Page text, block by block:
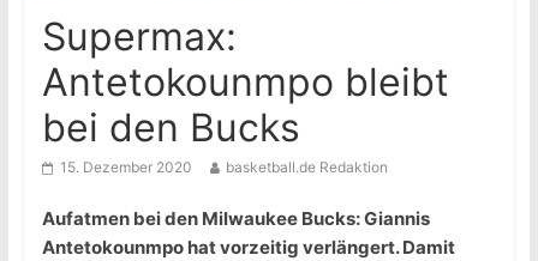
Supermax:
Antetokounmpo bleibt
bei den Bucks
15. Dezember 2020 basketball.de Redaktion
Aufatmen bei den Milwaukee Bucks: Giannis
Antetokounmpo hat vorzeitig verlängert. Damit